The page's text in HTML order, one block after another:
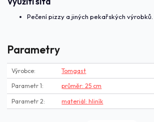
Pečení pizzy a jiných pekařských výrobků.
Parametry
Výrobce Tomgast
Parametr 1 průměr: 25 cm
Parametr 2 materiál: hliník